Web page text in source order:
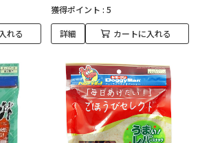
れる
獲得ポイント : 5
詳細 カートに入れる